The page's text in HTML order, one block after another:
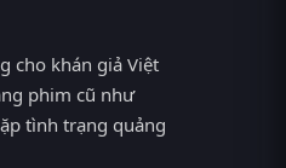
cho khán giả Việt
phim cũ như
tình trạng quảng